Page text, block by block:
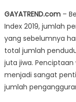
GAYATREND.com–
Index 2019, jumlah
yang sebelumnya
total jumlah
juta jiwa.
menjadi sangat
jumlah